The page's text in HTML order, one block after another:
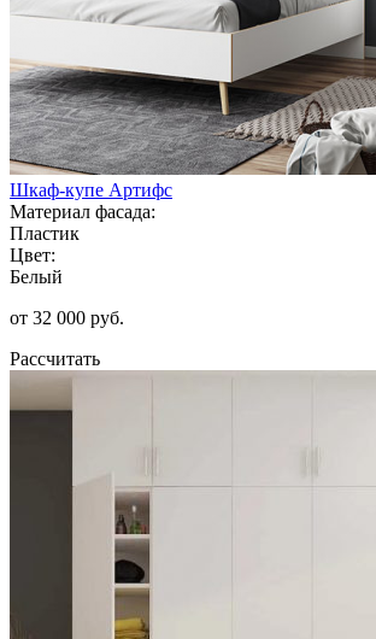
Шкаф-купе Артифс
Материал фасада:
Пластик
Цвет:
Белый
от 32 000 руб.
Рассчитать